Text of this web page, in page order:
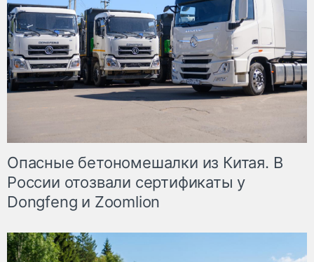
Опасные бетономешалки из Китая. В
России отозвали сертификаты у
Dongfeng и Zoomlion